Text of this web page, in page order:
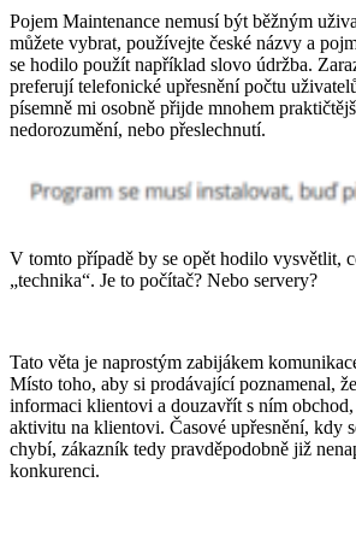
Pojem Maintenance nemusí být běžným
můžete vybrat, používejte české názvy a
se hodilo použít například slovo údržba.
preferují telefonické upřesnění počtu
písemně mi osobně přijde mnohem
nedorozumění, nebo přeslechnutí.
V tomto případě by se opět hodilo vysvětlit,
„technika“. Je to počítač? Nebo servery?
Tato věta je naprostým zabijákem
Místo toho, aby si prodávající poznamenal,
informaci klientovi a douzavřít s ním obchod,
aktivitu na klientovi. Časové upřesnění, kdy
chybí, zákazník tedy pravděpodobně již
konkurenci.